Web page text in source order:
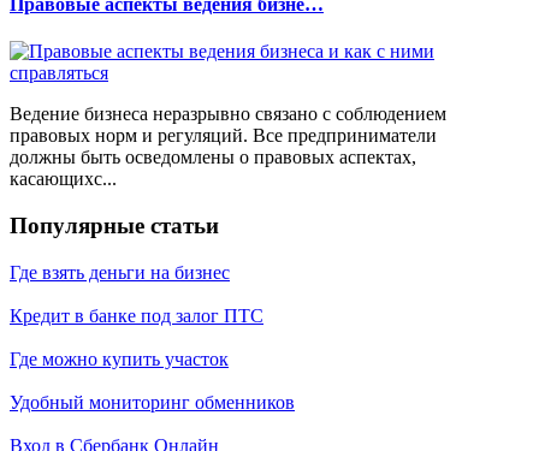
Правовые аспекты ведения бизне…
Ведение бизнеса неразрывно связано с соблюдением
правовых норм и регуляций. Все предприниматели
должны быть осведомлены о правовых аспектах,
касающихс...
Популярные статьи
Где взять деньги на бизнес
Кредит в банке под залог ПТС
Где можно купить участок
Удобный мониторинг обменников
Вход в Сбербанк Онлайн